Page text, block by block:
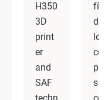
H350
3D
print
er
and
SAF
fío
de
s